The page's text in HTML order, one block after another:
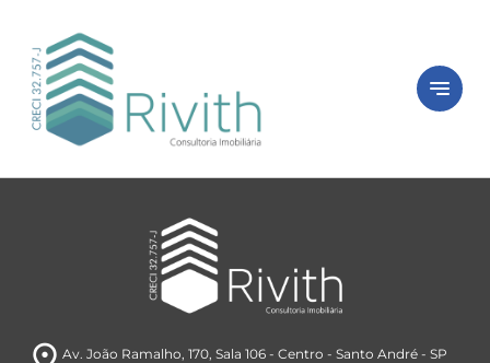
notes
Av. João Ramalho, 170, Sala 106- Centro - Santo André- SP
Peça seu
imóvel
Está com dificuldade ou sem tempo?